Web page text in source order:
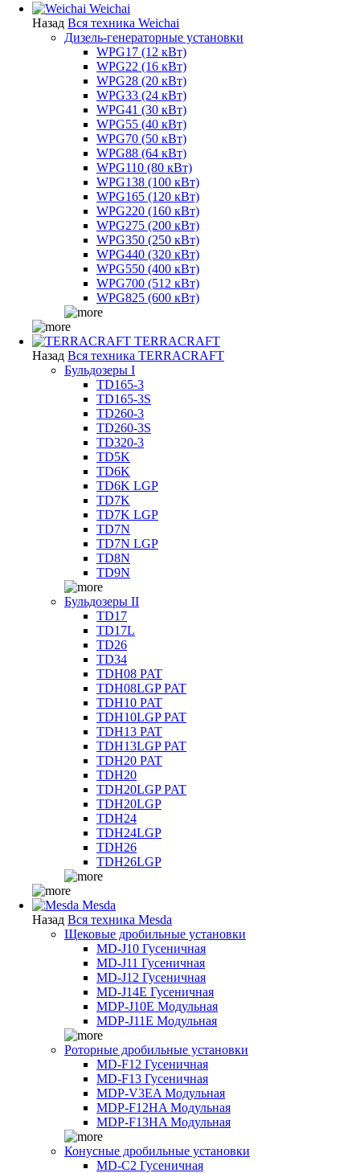
Weichai
Назад Вся техника Weichai
Дизель-генераторные установки
WPG17 (12 кВт)
WPG22 (16 кВт)
WPG28 (20 кВт)
WPG33 (24 кВт)
WPG41 (30 кВт)
WPG55 (40 кВт)
WPG70 (50 кВт)
WPG88 (64 кВт)
WPG110 (80 кВт)
WPG138 (100 кВт)
WPG165 (120 кВт)
WPG220 (160 кВт)
WPG275 (200 кВт)
WPG350 (250 кВт)
WPG440 (320 кВт)
WPG550 (400 кВт)
WPG700 (512 кВт)
WPG825 (600 кВт)
TERRACRAFT
Назад Вся техника TERRACRAFT
Бульдозеры I
TD165-3
TD165-3S
TD260-3
TD260-3S
TD320-3
TD5K
TD6K
TD6K LGP
TD7K
TD7K LGP
TD7N
TD7N LGP
TD8N
TD9N
Бульдозеры II
TD17
TD17L
TD26
TD34
TDH08 PAT
TDH08LGP PAT
TDH10 PAT
TDH10LGP PAT
TDH13 PAT
TDH13LGP PAT
TDH20 PAT
TDH20
TDH20LGP PAT
TDH20LGP
TDH24
TDH24LGP
TDH26
TDH26LGP
Mesda
Назад Вся техника Mesda
Щековые дробильные установки
MD-J10 Гусеничная
MD-J11 Гусеничная
MD-J12 Гусеничная
MD-J14E Гусеничная
MDP-J10E Модульная
MDP-J11E Модульная
Роторные дробильные установки
MD-F12 Гусеничная
MD-F13 Гусеничная
MDP-V3EA Модульная
MDP-F12HA Модульная
MDP-F13HA Модульная
Конусные дробильные установки
MD-C2 Гусеничная